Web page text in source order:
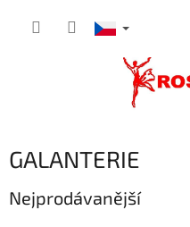
GALANTERIE
Nejprodávanější